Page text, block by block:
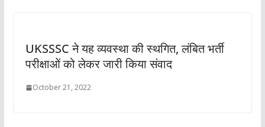
UKSSSC ने यह व्यवस्था की स्थगित, लंबित भर्ती
परीक्षाओं को लेकर जारी किया संवाद
October 21, 2022